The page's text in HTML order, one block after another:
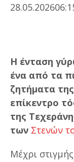
28.05.2026
Η ένταση
ένα από τα
ζητήματα
επίκεντρο
της
των Στενών
Μέχρι